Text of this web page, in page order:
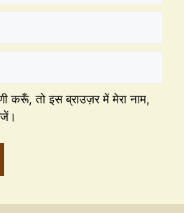
करूँ, तो इस ब्राउज़र में मेरा नाम,